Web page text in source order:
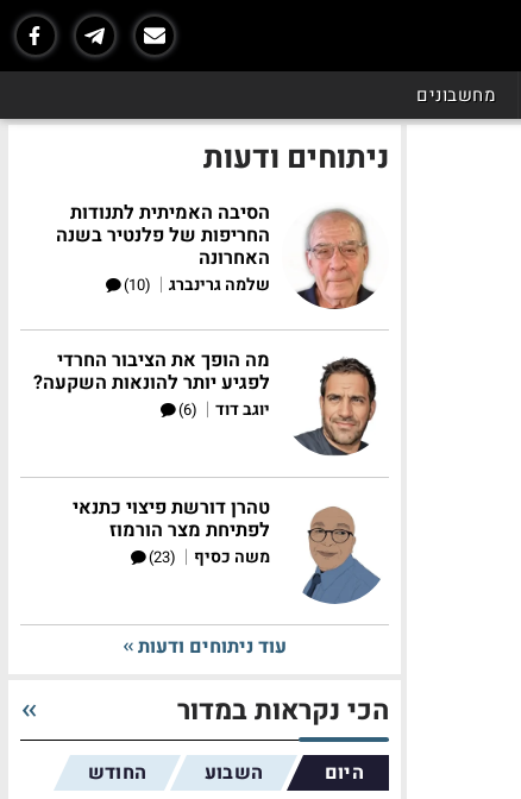
מחשבונים
ניתוחים ודעות
הסיבה האמיתית לתנודות
החריפות של פלנטיר בשנה
האחרונה
שלמה גרינברג |
(10)
מה הופך את הציבור החרדי
לפגיע יותר להונאות השקעה?
יוגב דוד |
(6)
טהרן דורשת פיצוי כתנאי
לפתיחת מצר הורמוז
משה כסיף |
(23)
עוד ניתוחים ודעות
הכי נקראות במדור
היום השבוע החודש